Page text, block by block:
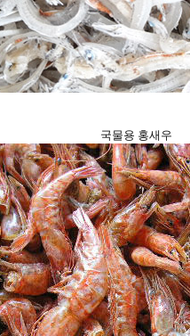
국물용 홍새우